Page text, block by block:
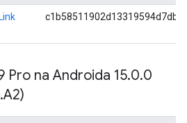
Link
Pro na Androida 15.0.0
.A2)